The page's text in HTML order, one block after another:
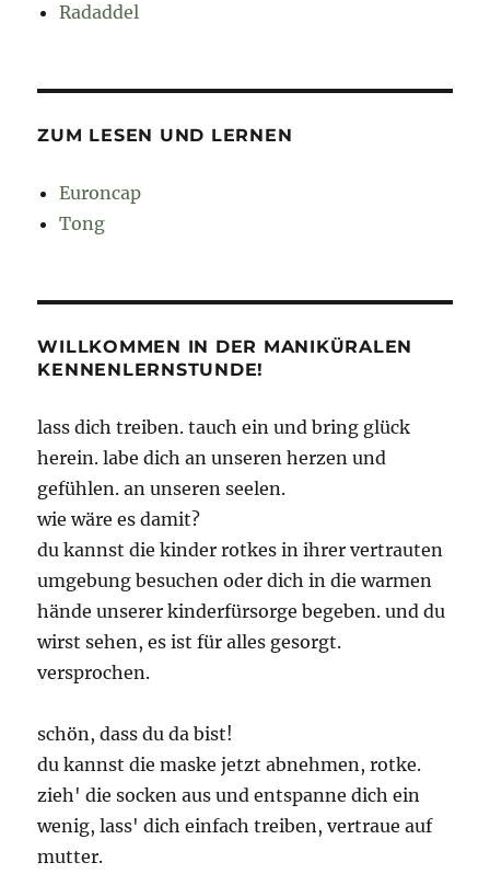
Radaddel
ZUM LESEN UND LERNEN
Euroncap
Tong
WILLKOMMEN IN DER MANIKÜRALEN
KENNENLERNSTUNDE!
lass dich treiben. tauch ein und bring glück
herein. labe dich an unseren herzen und
gefühlen. an unseren seelen.
wie wäre es damit?
du kannst die kinder rotkes in ihrer vertrauten
umgebung besuchen oder dich in die warmen
hände unserer kinderfürsorge begeben. und du
wirst sehen, es ist für alles gesorgt.
versprochen.
schön, dass du da bist!
du kannst die maske jetzt abnehmen, rotke.
zieh' die socken aus und entspanne dich ein
wenig, lass' dich einfach treiben, vertraue auf
mutter.